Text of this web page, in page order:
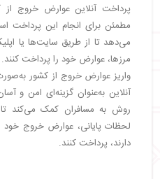
پرداخت آنلاین عوارض خروج
مطمئن برای انجام این پرداخت
می‌دهد تا از طریق سایت‌ها یا
واریز عوارض خروج از کشور
آنلاین به‌عنوان گزینه‌ای امن و
روش به مسافران کمک می‌کند تا
لحظات پایانی، عوارض خروج خود
دارند، پرداخت کنند.